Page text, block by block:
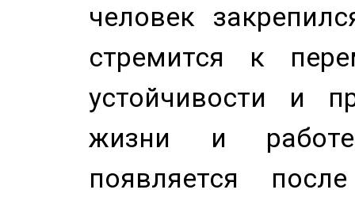
человек
стремится к
устойчивости и
жизни и
появляется